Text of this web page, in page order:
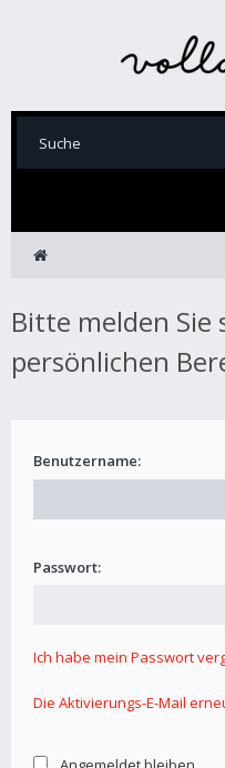
Bitte melden Sie
persönlichen
Benutzername:
Passwort:
Ich habe mein Passwort
Die Aktivierungs-E-Mail